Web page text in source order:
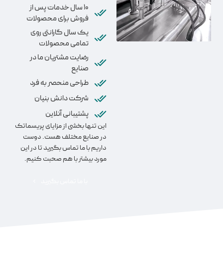
10 سال خدمات پس از
فروش برای محصولات
یک سال گارانتی روی
تمامی محصولات
رضایت مشتریان ما در
صنایع
طراحی منحصر به فرد
شرکت دانش بنیان
پشتیبانی آنلاین
این تنها بخشی از مزایای پریسماتک
در صنایع مختلف هست. دوست
داریم با ما تماس بگیرید تا در این
مورد بیشتر با هم صحبت کنیم.